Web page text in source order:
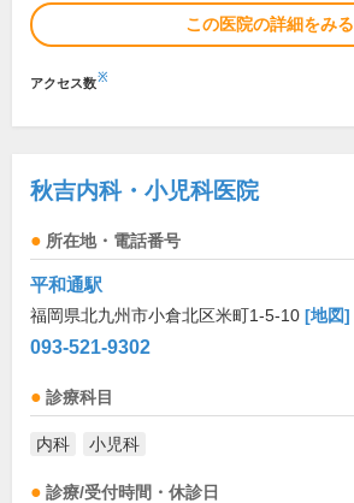
この医院の詳細をみる
アクセス数※
秋吉内科・小児科医院
所在地・電話番号
平和通駅
福岡県北九州市小倉北区米町1-5-10 [地図]
093-521-9302
診療科目
内科 小児科
診療/受付時間・休診日